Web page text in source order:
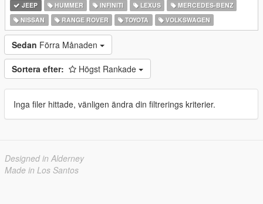
JEEP
HUMMER INFINITI LEXUS
MERCEDES-BENZ
NISSAN
RANGE ROVER TOYOTA VOLKSWAGEN
Sedan Förra Månaden
Sortera efter: Högst Rankade
Inga filer hittade, vänligen ändra din filtrerings kriterier.
Designed in Alderney
Made in Los Santos